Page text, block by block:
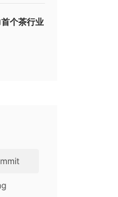
个茶行业